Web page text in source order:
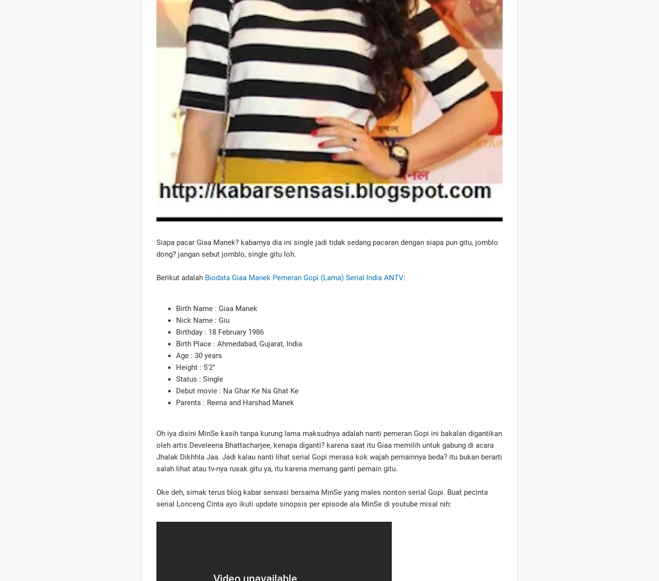
Siapa pacar Giaa Manek? kabarnya dia ini single jadi tidak sedang pacaran dengan siapa pun gitu, jomblo
dong? jangan sebut jomblo, single gitu loh.
Berikut adalah Biodata Giaa Manek Pemeran Gopi (Lama) Serial India ANTV:
Birth Name : Giaa Manek
Nick Name : Giu
Birthday : 18 February 1986
Birth Place : Ahmedabad, Gujarat, India
Age : 30 years
Height : 5'2"
Status : Single
Debut movie : Na Ghar Ke Na Ghat Ke
Parents : Reena and Harshad Manek
Oh iya disini MinSe kasih tanpa kurung lama maksudnya adalah nanti pemeran Gopi ini bakalan digantikan
oleh artis Develeena Bhattacharjee, kenapa diganti? karena saat itu Giaa memilih untuk gabung di acara
Jhalak Dikhhla Jaa. Jadi kalau nanti lihat serial Gopi merasa kok wajah pemainnya beda? itu bukan berarti
salah lihat atau tv-nya rusak gitu ya, itu karena memang ganti pemain gitu.
Oke deh, simak terus blog kabar sensasi bersama MinSe yang males nonton serial Gopi. Buat pecinta
serial Lonceng Cinta ayo ikuti update sinopsis per episode ala MinSe di youtube misal nih: